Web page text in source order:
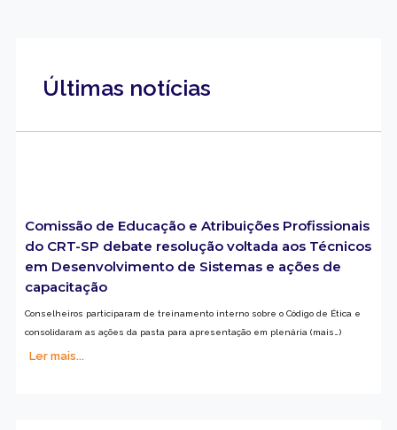
Últimas notícias
Comissão de Educação e Atribuições Profissionais
do CRT-SP debate resolução voltada aos Técnicos
em Desenvolvimento de Sistemas e ações de
capacitação
Conselheiros participaram de treinamento interno sobre o Código de Ética e
consolidaram as ações da pasta para apresentação em plenária (mais…)
Ler mais...